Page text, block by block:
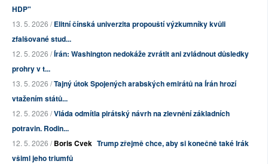
HDP"
13. 5. 2026 /Elitní čínská univerzita propouští výzkumníky kvůli
zfalšované stud...
12. 5. 2026 /Írán: Washington nedokáže zvrátit ani zvládnout důsledky
prohry v t...
13. 5. 2026 /Tajný útok Spojených arabských emirátů na Írán hrozí
vtažením států...
12. 5. 2026 /Vláda odmítla pirátský návrh na zlevnění základních
potravin. Rodin...
12. 5. 2026 /Boris Cvek Trump zřejmě chce, aby si konečně také Irák
všiml jeho triumfů